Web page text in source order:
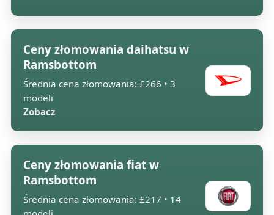
Ceny złomowania daihatsu w
Ramsbottom
Średnia cena złomowania: £266 • 3
modeli
Zobacz
Ceny złomowania fiat w
Ramsbottom
Średnia cena złomowania: £217 • 14